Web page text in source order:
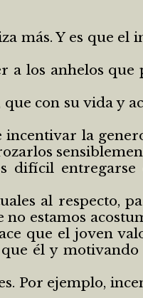
más. Y es que el
a los anhelos que
con su vida y
incentivar la
difícil
al respecto,
estamos
que el joven
él y
Por ejemplo,